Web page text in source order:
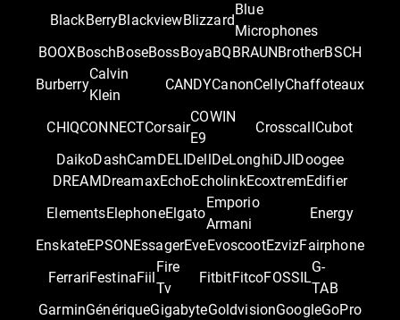
BlackBerryBlackviewBlizzard
Blue
Microphones
BOOXBoschBoseBossBoyaBQBRAUNBrotherBSCH
Burberry
Calvin
Klein
CANDYCanonCellyChaffoteaux
CHIQCONNECTCorsair
COWIN
E9
CrosscallCubot
DaikoDashCamDELIDellDeLonghiDJIDoogee
DREAMDreamaxEchoEcholinkEcoxtremEdifier
ElementsElephoneElgato
Emporio
Armani
Energy
EnskateEPSONEssagerEveEvoscootEzvizFairphone
FerrariFestinaFiil
Fire
Tv
FitbitFitcoFOSSIL
G-
TAB
GarminGénériqueGigabyteGoldvisionGoogleGoPro